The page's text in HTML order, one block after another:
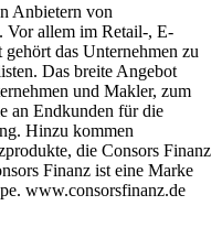
Anbietern von
Vor allem im Retail-, E-
das Unternehmen zu
Das breite Angebot
und Makler, zum
an Endkunden für die
Hinzu kommen
die Consors Finanz
Finanz ist eine Marke
www.consorsfinanz.de